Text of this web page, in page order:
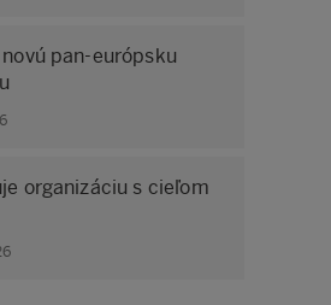
pan-európsku
organizáciu s cieľom